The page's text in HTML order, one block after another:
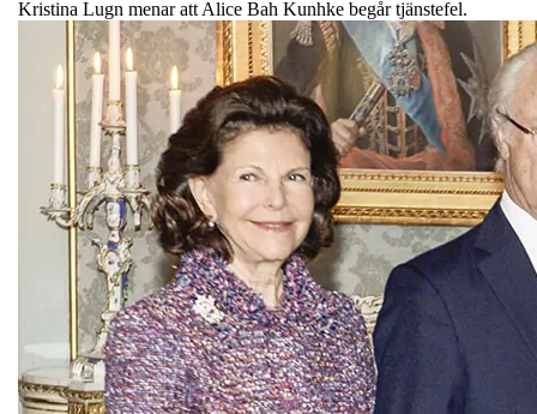
Kristina Lugn menar att Alice Bah Kunhke begår tjänstefel.